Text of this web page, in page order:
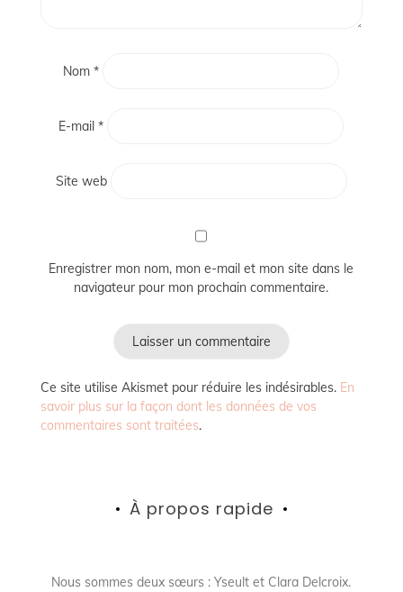
Nom*
E-mail*
Site web
Enregistrer mon nom, mon e-mail et mon site dans le
navigateur pour mon prochain commentaire.
Ce site utilise Akismet pour réduire les indésirables. En
savoir plus sur la façon dont les données de vos
commentaires sont traitées.
À propos rapide
Nous sommes deux sœurs : Yseult et Clara Delcroix.